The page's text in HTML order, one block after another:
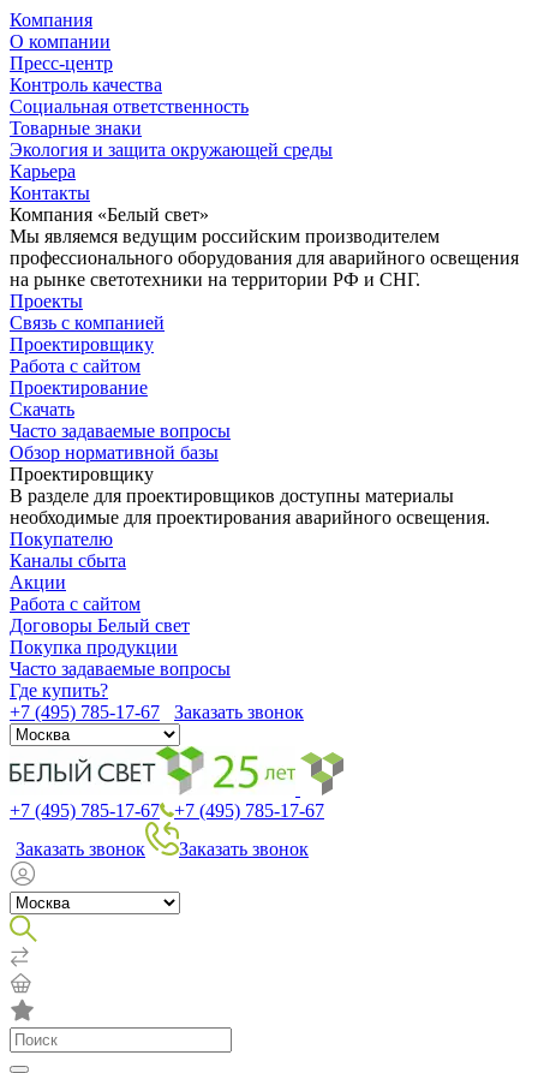
Компания
О компании
Пресс-центр
Контроль качества
Социальная ответственность
Товарные знаки
Экология и защита окружающей среды
Карьера
Контакты
Компания «Белый свет»
Мы являемся ведущим российским производителем
профессионального оборудования для аварийного освещения
на рынке светотехники на территории РФ и СНГ.
Проекты
Связь с компанией
Проектировщику
Работа с сайтом
Проектирование
Скачать
Часто задаваемые вопросы
Обзор нормативной базы
Проектировщику
В разделе для проектировщиков доступны материалы
необходимые для проектирования аварийного освещения.
Покупателю
Каналы сбыта
Акции
Работа с сайтом
Договоры Белый свет
Покупка продукции
Часто задаваемые вопросы
Где купить?
+7 (495) 785-17-67
Заказать звонок
+7 (495) 785-17-67
+7 (495) 785-17-67
Заказать звонок
Заказать звонок